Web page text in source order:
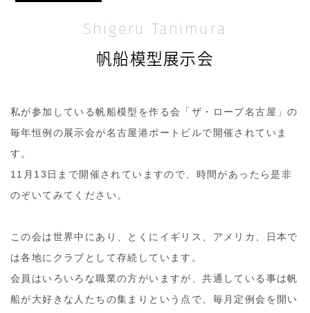
Shigeru Tanimura
帆船模型展示会
私が参加している帆船模型を作る会「ザ・ロープ名古屋」の
毎年恒例の展示会が名古屋港ポートビルで開催されていま
す。
11月13日まで開催されていますので、時間があったら是非
のぞいてみてください。
この会は世界中にあり、とくにイギリス、アメリカ、日本で
は各地にクラブとして存続しています。
会員はいろいろな職業の方がいますが、共通している事は帆
船が大好きな人たちの集まりという点で、毎月定例会を開い